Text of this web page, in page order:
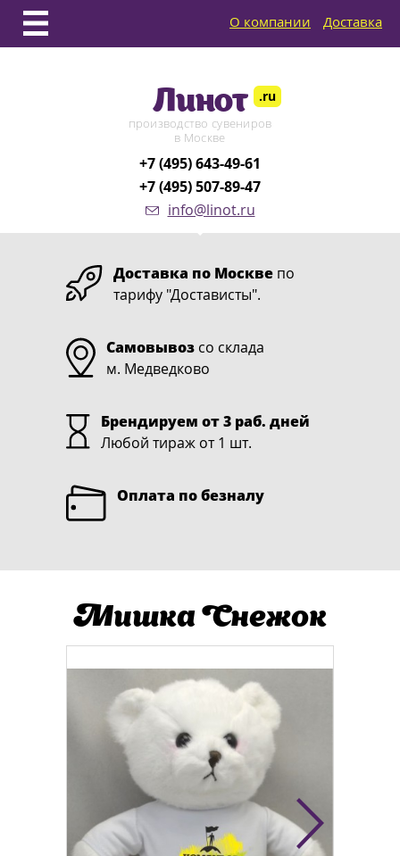
О компании Доставка
Линот .ru
производство сувениров
в Москве
+7 (495) 643-49-61
+7 (495) 507-89-47
info@linot.ru
Доставка по Москве по
тарифу "Достависты".
Самовывоз со склада
м. Медведково
Брендируем от 3 раб. дней
Любой тираж от 1 шт.
Оплата по безналу
Мишка Снежок